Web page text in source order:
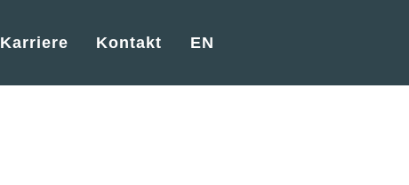
Karriere Kontakt EN